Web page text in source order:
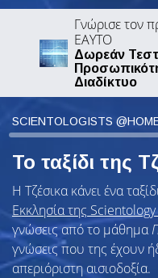
Γνώρισε τον
ΕΑΥΤΟ
Δωρεάν Τεστ
Διαδίκτυο
SCIENTOLOGISTS
Το ταξίδι της
Η Τζέσικα κάνει ένα
Εκκλησία της
γνώσεις από το μάθημα
γνώσεις που της έχουν
απεριόριστη αισιοδοξία.